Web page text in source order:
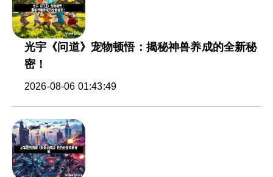
光宇《问道》宠物顿悟：揭秘神兽养成的全新秘
密！
2026-08-06 01:43:49